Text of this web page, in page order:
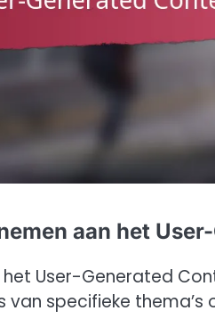
aan het
het User-Generated
van specifieke